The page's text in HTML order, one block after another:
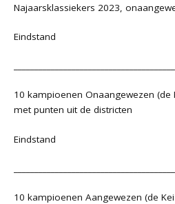
Najaarsklassiekers 2023,
Eindstand
10 kampioenen Onaangewezen (de
met punten uit de districten
Eindstand
10 kampioenen Aangewezen (de